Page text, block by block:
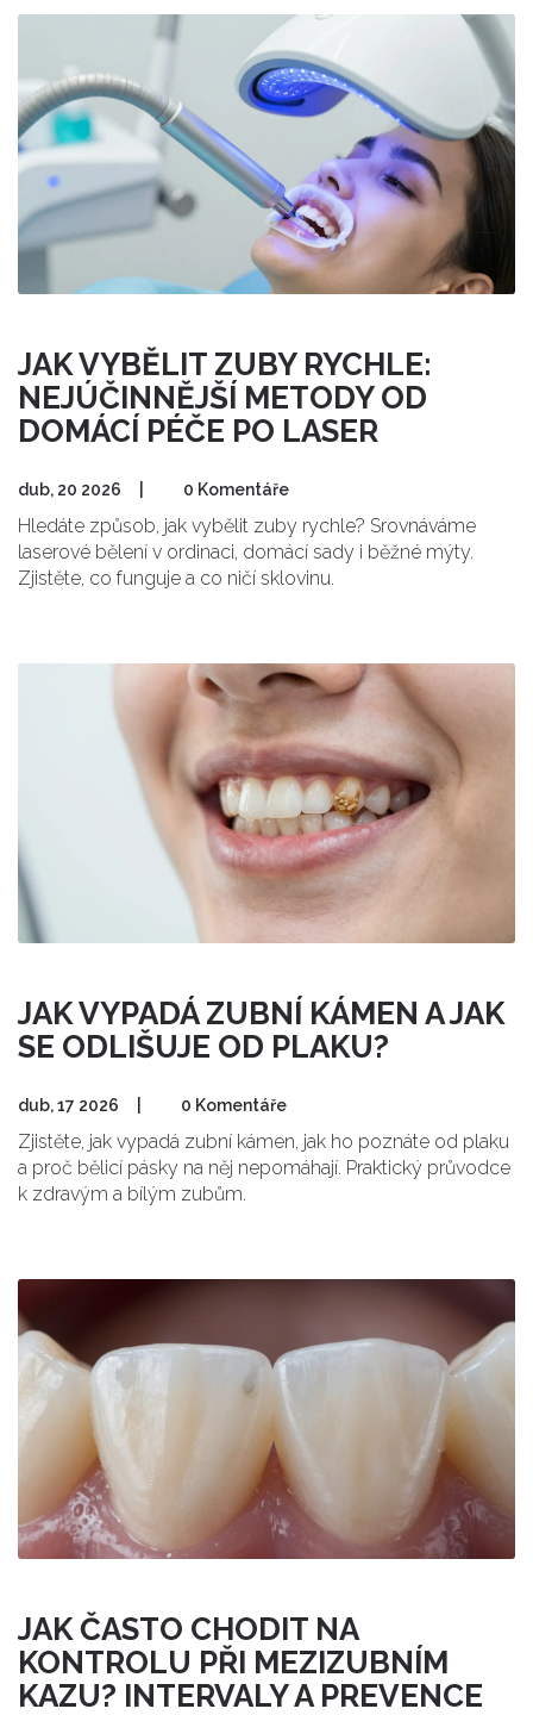
JAK VYBĚLIT ZUBY RYCHLE:
NEJÚČINNĚJŠÍ METODY OD
DOMÁCÍ PÉČE PO LASER
dub, 20 2026 0 Komentáře
Hledáte způsob, jak vybělit zuby rychle? Srovnáváme
laserové bělení v ordinaci, domácí sady i běžné mýty.
Zjistěte, co funguje a co ničí sklovinu.
JAK VYPADÁ ZUBNÍ KÁMEN A JAK
SE ODLIŠUJE OD PLAKU?
dub, 17 2026 0 Komentáře
Zjistěte, jak vypadá zubní kámen, jak ho poznáte od plaku
a proč bělicí pásky na něj nepomáhají. Praktický průvodce
k zdravým a bílým zubům.
JAK ČASTO CHODIT NA
KONTROLU PŘI MEZIZUBNÍM
KAZU? INTERVALY A PREVENCE